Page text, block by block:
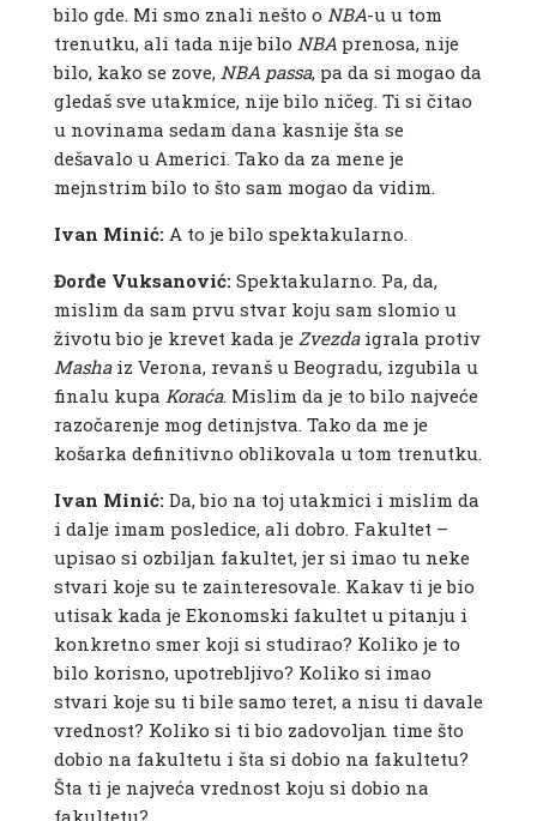
bilo gde. Mi smo znali nešto o NBA-u u tom
trenutku, ali tada nije bilo NBAprenosa, nije
bilo, kako se zove, NBA passa, pa da si mogao da
gledaš sve utakmice, nije bilo ničeg. Ti si čitao
u novinama sedam dana kasnije šta se
dešavalo u Americi. Tako da za mene je
mejnstrim bilo to što sam mogao da vidim.
Ivan Minić:A to je bilo spektakularno.
Đorđe Vuksanović:Spektakularno. Pa, da,
mislim da sam prvu stvar koju sam slomio u
životu bio je krevet kada je Zvezdaigrala protiv
Mashaiz Verona, revanš u Beogradu, izgubila u
finalu kupa Koraća. Mislim da je to bilo najveće
razočarenje mog detinjstva. Tako da me je
košarka definitivno oblikovala u tom trenutku.
Ivan Minić:Da, bio na toj utakmici i mislim da
i dalje imam posledice, ali dobro. Fakultet –
upisao si ozbiljan fakultet, jer si imao tu neke
stvari koje su te zainteresovale. Kakav ti je bio
utisak kada je Ekonomski fakultet u pitanju i
konkretno smer koji si studirao? Koliko je to
bilo korisno, upotrebljivo? Koliko si imao
stvari koje su ti bile samo teret, a nisu ti davale
vrednost? Koliko si ti bio zadovoljan time što
dobio na fakultetu i šta si dobio na fakultetu?
Šta ti je najveća vrednost koju si dobio na